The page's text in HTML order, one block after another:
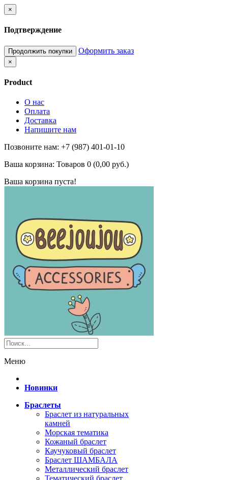
×
Подтверждение
Продолжить покупки Оформить заказ
×
Product
О нас
Оплата
Доставка
Напишите нам
Позвоните нам: +7 (987) 401-01-10
Ваша корзина: Товаров 0 (0,00 руб.)
Ваша корзина пуста!
Меню
Новинки
Браслеты
Браслет из натуральных
камней
Морская тематика
Кожаный браслет
Каучуковый браслет
Браслет ШАМБАЛА
Металлический браслет
Тематический браслет